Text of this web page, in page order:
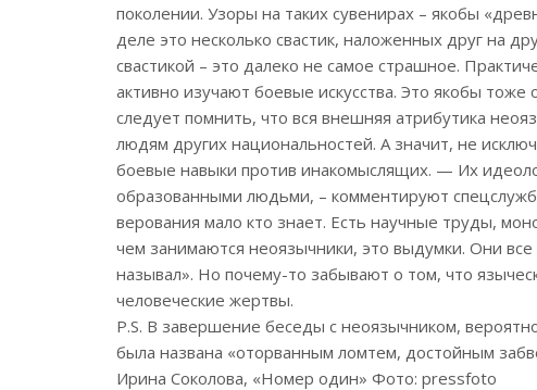
поколении. Узоры на таких сувенирах – якобы
деле это несколько свастик, наложенных друг на
свастикой – это далеко не самое страшное.
активно изучают боевые искусства. Это якобы
следует помнить, что вся внешняя атрибутика
людям других национальностей. А значит, не
боевые навыки против инакомыслящих. — Их
образованными людьми, – комментируют
верования мало кто знает. Есть научные труды,
чем занимаются неоязычники, это выдумки. Они
называл». Но почему-то забывают о том, что
человеческие жертвы.
P.S. В завершение беседы с неоязычником,
была названа «оторванным ломтем, достойным
Ирина Соколова, «Номер один» Фото: pressfoto